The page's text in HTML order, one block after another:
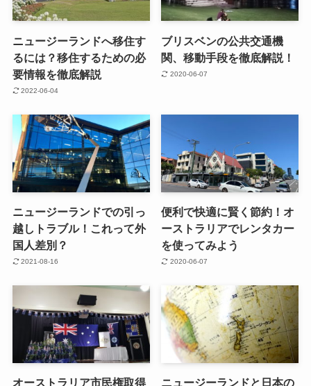
ニュージーランドへ移住す
るには？移住するための必
要情報を徹底解説
2022-06-04
ブリスベンの公共交通機
関、移動手段を徹底解説！
2020-06-07
ニュージーランドでの引っ
越しトラブル！これって外
国人差別？
2021-08-16
便利で快適に賢く節約！オ
ーストラリアでレンタカー
を使ってみよう
2020-06-07
オーストラリア市民権取得 ニュージーランドと日本の